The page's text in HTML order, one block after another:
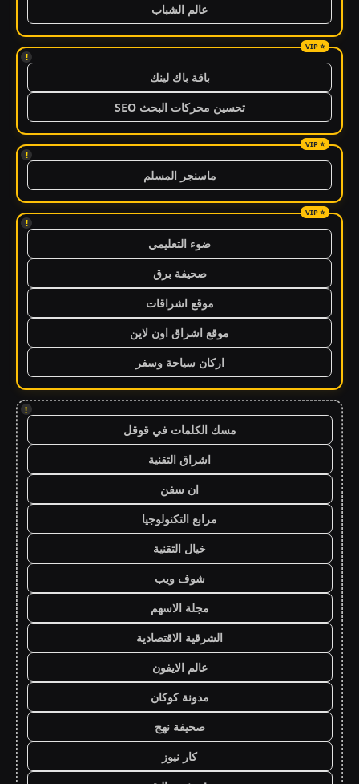
عالم الشباب
!
باقة باك لينك
تحسين محركات البحث SEO
!
ماسنجر المسلم
!
ضوء التعليمي
صحيفة برق
موقع اشراقات
موقع اشراق اون لاين
اركان سياحة وسفر
!
مسك الكلمات في قوقل
اشراق التقنية
ان سفن
مرابع التكنولوجيا
خيال التقنية
شوف ويب
مجلة الاسهم
الشرقية الاقتصادية
عالم الايفون
مدونة كوكان
صحيفة نهج
كار نيوز